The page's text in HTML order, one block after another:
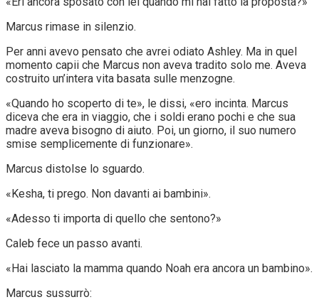
Marcus rimase in silenzio.
Per anni avevo pensato che avrei odiato Ashley. Ma in quel
momento capii che Marcus non aveva tradito solo me. Aveva
costruito un’intera vita basata sulle menzogne.
«Quando ho scoperto di te», le dissi, «ero incinta. Marcus
diceva che era in viaggio, che i soldi erano pochi e che sua
madre aveva bisogno di aiuto. Poi, un giorno, il suo numero
smise semplicemente di funzionare».
Marcus distolse lo sguardo.
«Kesha, ti prego. Non davanti ai bambini».
«Adesso ti importa di quello che sentono?»
Caleb fece un passo avanti.
«Hai lasciato la mamma quando Noah era ancora un bambino».
Marcus sussurrò: